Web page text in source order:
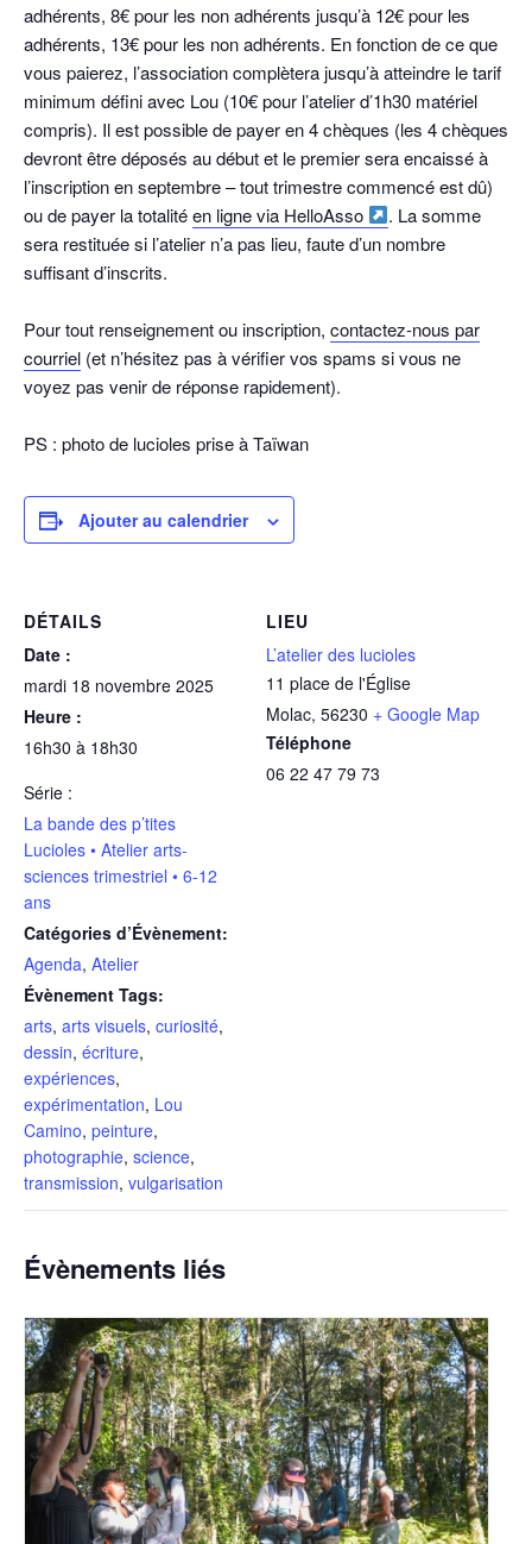
adhérents, 8€ pour les non adhérents jusqu’à 12€ pour les
adhérents, 13€ pour les non adhérents. En fonction de ce que
vous paierez, l’association complètera jusqu’à atteindre le tarif
minimum défini avec Lou (10€ pour l’atelier d’1h30 matériel
compris). Il est possible de payer en 4 chèques (les 4 chèques
devront être déposés au début et le premier sera encaissé à
l’inscription en septembre – tout trimestre commencé est dû)
ou de payer la totalitéen ligne via HelloAsso
. La somme
sera restituée si l’atelier n’a pas lieu, faute d’un nombre
suffisant d’inscrits.
Pour tout renseignement ou inscription, contactez-nous par
courriel (et n’hésitez pas à vérifier vos spams si vous ne
voyez pas venir de réponse rapidement).
PS : photo de lucioles prise à Taïwan
Ajouter au calendrier
DÉTAILS
Date :
mardi 18 novembre 2025
Heure :
16h30 à 18h30
Série :
La bande des p’tites
Lucioles • Atelier arts-
sciences trimestriel • 6-12
ans
Catégories d’Évènement:
Agenda, Atelier
Évènement Tags:
arts, arts visuels, curiosité,
dessin, écriture,
expériences,
expérimentation, Lou
Camino, peinture,
photographie, science,
transmission, vulgarisation
LIEU
L’atelier des lucioles
11 place de l'Église
Molac, 56230 + Google Map
Téléphone
06 22 47 79 73
Évènements liés